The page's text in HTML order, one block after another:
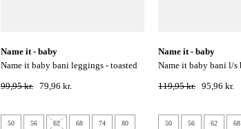
name it - baby
name it baby bani leggings - toasted
99,95 kr. 79,96 kr.
50 56 62 68 74 80
name it - baby
name it baby bani l/s bodystocking -
119,95 kr. 95,96 kr.
50 56 62 68